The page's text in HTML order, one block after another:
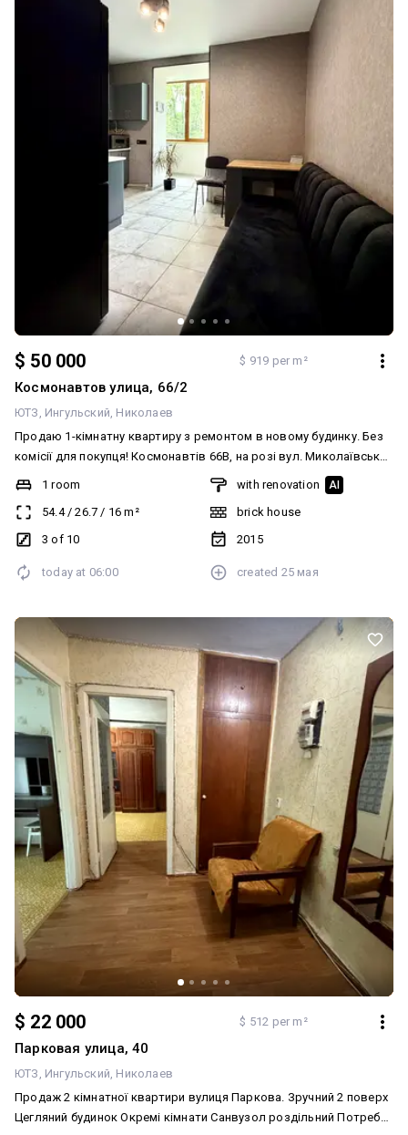
$ 50 000 $ 919 per m²
Космонавтов улица, 66/2
ЮТЗ Ингульский Николаев
Продаю 1-кімнатну квартиру з ремонтом в новому будинку. Без
комісії для покупця! Космонавтів 66В, на розі вул. Миколаївської.
3-й поверх 10-поверхового цегляного будинку, опалення - власна
котельня на даху. Загальна площа - 54.4 м. кв., закріплене
паркомісце у дворі. Будинок ОСББ, закрита територія,
доглянутий під’їзд, відеоспостереження. Чекаю на Ваші дзвінки.
1 room
54.4/26.7 / 16 m²
3 of 10
with renovation AI
brick house
2015
today at 06:00 created 25 мая
$ 22 000 $ 512 per m²
Парковая улица, 40
ЮТЗ Ингульский Николаев
Продаж 2 кімнатної квартири вулиця Паркова. Зручний 2 поверх
Цегляний будинок Окремі кімнати Санвузол роздільний Потребує